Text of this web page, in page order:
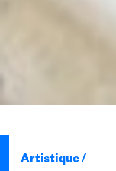
Artistique /